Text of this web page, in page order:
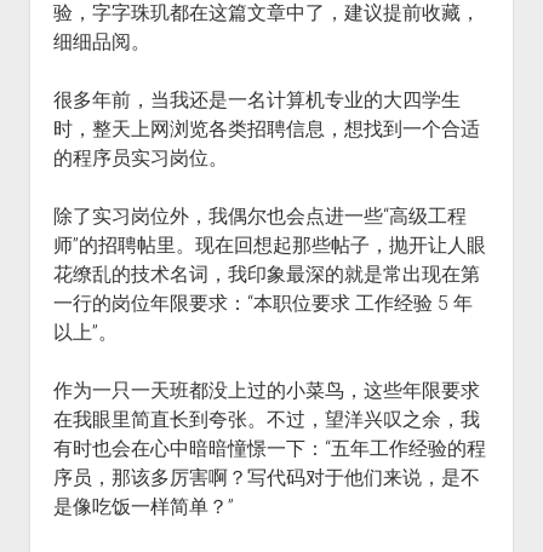
验，字字珠玑都在这篇文章中了，建议提前收藏，
细细品阅。
很多年前，当我还是一名计算机专业的大四学生
时，整天上网浏览各类招聘信息，想找到一个合适
的程序员实习岗位。
除了实习岗位外，我偶尔也会点进一些“高级工程
师”的招聘帖里。现在回想起那些帖子，抛开让人眼
花缭乱的技术名词，我印象最深的就是常出现在第
一行的岗位年限要求：“本职位要求 工作经验 5 年
以上”。
作为一只一天班都没上过的小菜鸟，这些年限要求
在我眼里简直长到夸张。不过，望洋兴叹之余，我
有时也会在心中暗暗憧憬一下：“五年工作经验的程
序员，那该多厉害啊？写代码对于他们来说，是不
是像吃饭一样简单？”